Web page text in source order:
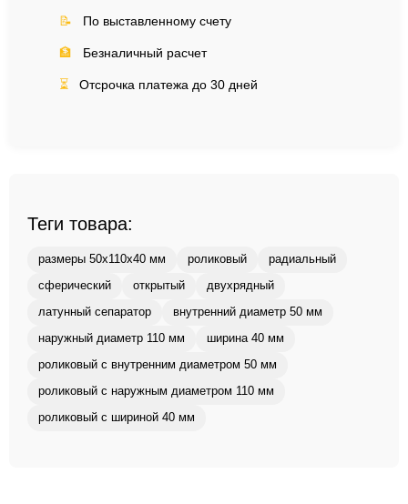
📝 По выставленному счету
🏦 Безналичный расчет
⏳ Отсрочка платежа до 30 дней
Теги товара:
размеры 50x110x40 мм роликовый радиальный
сферический открытый двухрядный
латунный сепаратор внутренний диаметр 50 мм
наружный диаметр 110 мм ширина 40 мм
роликовый с внутренним диаметром 50 мм
роликовый с наружным диаметром 110 мм
роликовый с шириной 40 мм